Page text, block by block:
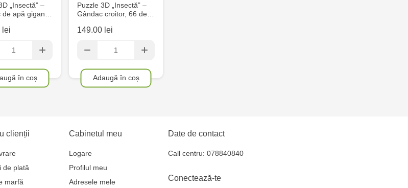
Jucărenia Bălți- EviMall, et2
„Insectă” –
de apă gigan…
lei
în coș
Puzzle 3D „Insectă” –
Gândac croitor, 66 de…
149.00 lei
Adaugă în coș
clienții
de plată
marfă
Cabinetul meu
Logare
Profilul meu
Adresele mele
Date de contact
Call centru: 078840840
Conectează-te